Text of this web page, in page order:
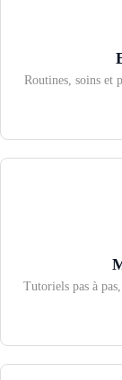
Routines, soins et
Tutoriels pas à